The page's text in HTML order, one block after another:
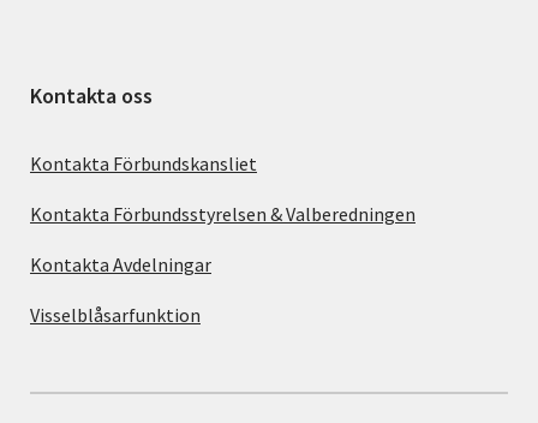
Kontakta oss
Kontakta Förbundskansliet
Kontakta Förbundsstyrelsen & Valberedningen
Kontakta Avdelningar
Visselblåsarfunktion